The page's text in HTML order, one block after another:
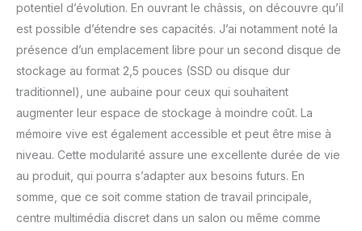
potentiel d’évolution. En ouvrant le châssis, on découvre qu’il
est possible d’étendre ses capacités. J’ai notamment noté la
présence d’un emplacement libre pour un second disque de
stockage au format 2,5 pouces (SSD ou disque dur
traditionnel), une aubaine pour ceux qui souhaitent
augmenter leur espace de stockage à moindre coût. La
mémoire vive est également accessible et peut être mise à
niveau. Cette modularité assure une excellente durée de vie
au produit, qui pourra s’adapter aux besoins futurs. En
somme, que ce soit comme station de travail principale,
centre multimédia discret dans un salon ou même comme